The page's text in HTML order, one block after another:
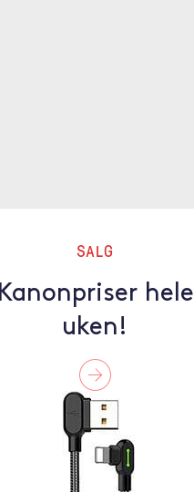
SALG
Kanonpriser hele
uken!